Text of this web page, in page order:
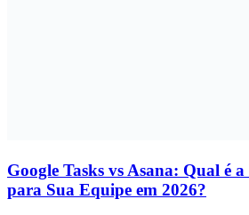
Google Tasks vs Asana: Qual é
para Sua Equipe em 2026?